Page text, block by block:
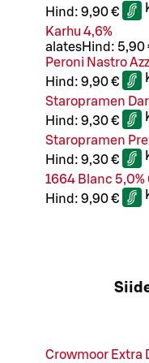
Hind: 9,90 €
Karhu 4,6%
alatesHind: 5,90
Peroni Nastro
Hind: 9,90 €
Staropramen
Hind: 9,30 €
Staropramen
Hind: 9,30 €
1664 Blanc 5,0%
Hind: 9,90 €
Crowmoor Extra